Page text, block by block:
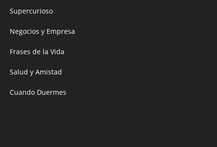
Supercurioso
Negocios y Empresa
Frases de la Vida
Salud y Amistad
Cuando Duermes